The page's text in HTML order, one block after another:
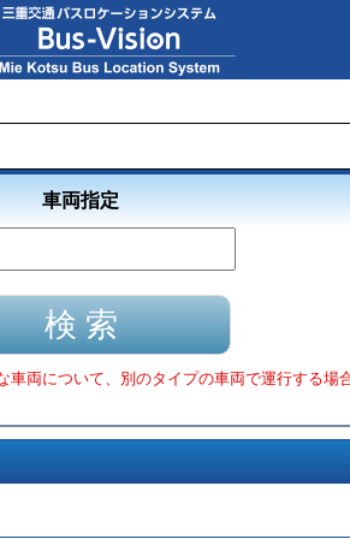
車両指定
両について、別のタイプの車両で運行する場